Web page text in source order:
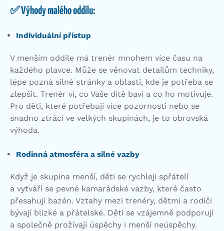
✅ Výhody malého oddílu:
Individuální přístup
V menším oddíle má trenér mnohem více času na
každého plavce. Může se věnovat detailům techniky,
lépe pozná silné stránky a oblasti, kde je potřeba se
zlepšit. Trenér ví, co Vaše dítě baví a co ho motivuje.
Pro děti, které potřebují více pozornosti nebo se
snadno ztrácí ve velkých skupinách, je to obrovská
výhoda.
Rodinná atmosféra a silné vazby
Když je skupina menší, děti se rychleji spřátelí
a vytváří se pevné kamarádské vazby, které často
přesahují bazén. Vztahy mezi trenéry, dětmi a rodiči
bývají blízké a přátelské. Děti se vzájemně podporují
a společně prožívají úspěchy i menší neúspěchy.